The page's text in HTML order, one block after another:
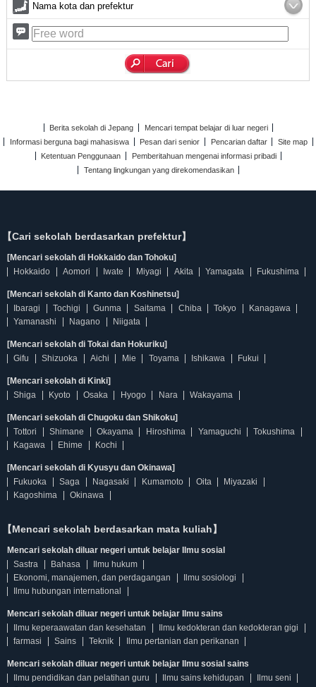
Nama kota dan prefektur
Berita sekolah di Jepang
Mencari tempat belajar di luar negeri
Informasi berguna bagi mahasiswa
Pesan dari senior Pencarian daftar
Site map
Ketentuan Penggunaan
Pemberitahuan mengenai informasi pribadi
Tentang lingkungan yang direkomendasikan
【Cari sekolah berdasarkan prefektur】
[Mencari sekolah di Hokkaido dan Tohoku]
Hokkaido
Aomori Iwate Miyagi Akita Yamagata Fukushima
[Mencari sekolah di Kanto dan Koshinetsu]
Ibaragi
Tochigi Gunma Saitama Chiba Tokyo
Kanagawa
Yamanashi
Nagano Niigata
[Mencari sekolah di Tokai dan Hokuriku]
Gifu
Shizuoka Aichi Mie Toyama Ishikawa Fukui
[Mencari sekolah di Kinki]
Shiga
Kyoto Osaka Hyogo Nara Wakayama
[Mencari sekolah di Chugoku dan Shikoku]
Tottori
Shimane Okayama Hiroshima Yamaguchi
Tokushima
Kagawa
Ehime Kochi
[Mencari sekolah di Kyusyu dan Okinawa]
Fukuoka
Saga Nagasaki Kumamoto Oita
Miyazaki
Kagoshima
Okinawa
【Mencari sekolah berdasarkan mata kuliah】
Mencari sekolah diluar negeri untuk belajar Ilmu sosial
Sastra
Bahasa
Ilmu hukum
Ekonomi, manajemen, dan perdagangan
Ilmu sosiologi
Ilmu hubungan international
Mencari sekolah diluar negeri untuk belajar Ilmu sains
Ilmu keperaawatan dan kesehatan
Ilmu kedokteran dan kedokteran gigi
farmasi
Sains Teknik Ilmu pertanian dan perikanan
Mencari sekolah diluar negeri untuk belajar Ilmu sosial sains
Ilmu pendidikan dan pelatihan guru
Ilmu sains kehidupan
Ilmu seni